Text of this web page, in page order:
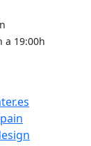
a 19:00h